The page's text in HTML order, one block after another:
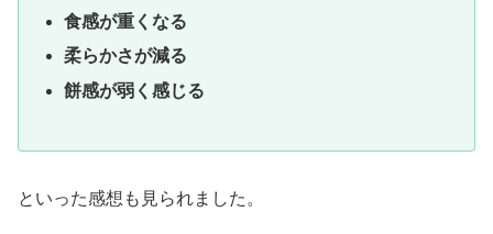
食感が重くなる
柔らかさが減る
餅感が弱く感じる
といった感想も見られました。